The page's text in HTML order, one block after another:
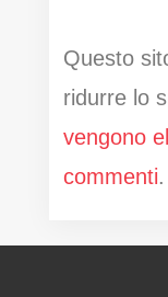
Questo
ridurre lo
vengono
commenti.